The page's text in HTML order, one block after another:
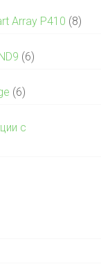
Array P410 (8)
(6)
(6)
с